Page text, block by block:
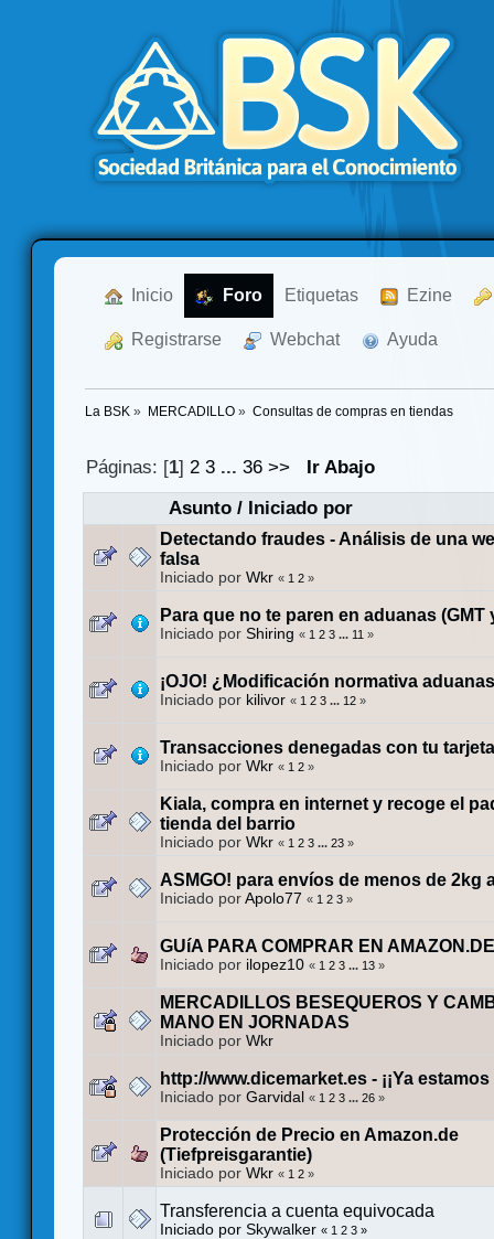
Inicio Foro Etiquetas Ezine
Registrarse Webchat Ayuda
La BSK » MERCADILLO» Consultas de compras en tiendas
Páginas: [1]2 3 ...36 >>
Ir Abajo
Asunto/ Iniciado por
Detectando fraudes - Análisis de una
falsa
Iniciado por Wkr « 1 2 »
Para que no te paren en aduanas (GMT
Iniciado por Shiring « 1 2 3 ... 11 »
¡OJO! ¿Modificación normativa
Iniciado por kilivor « 1 2 3 ... 12 »
Transacciones denegadas con tu
Iniciado por Wkr « 1 2 »
Kiala, compra en internet y recoge el
tienda del barrio
Iniciado por Wkr « 1 2 3 ... 23 »
ASMGO! para envíos de menos de 2kg
Iniciado por Apolo77 « 1 2 3 »
GUíA PARA COMPRAR EN AMAZON.DE
Iniciado por ilopez10 « 1 2 3 ... 13 »
MERCADILLOS BESEQUEROS Y
MANO EN JORNADAS
Iniciado por Wkr
http://www.dicemarket.es - ¡¡Ya
Iniciado por Garvidal « 1 2 3 ... 26 »
Protección de Precio en Amazon.de
(Tiefpreisgarantie)
Iniciado por Wkr « 1 2 »
Transferencia a cuenta equivocada
Iniciado por Skywalker « 1 2 3 »